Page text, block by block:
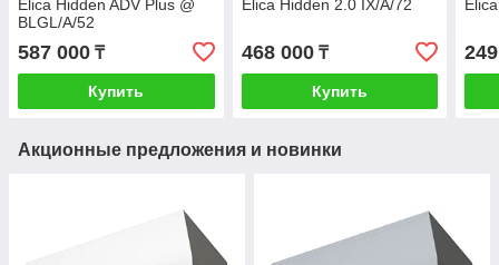
Elica Hidden ADV Plus @
BLGL/A/52
587 000 ₸
Купить
Elica Hidden 2.0 IX/A/72
468 000₸
Купить
Акционные предложения и новинки